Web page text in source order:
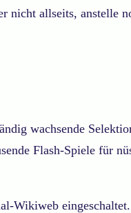
allseits, anstelle
wachsende
Flash-Spiele für
Wikiweb